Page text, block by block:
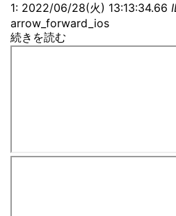
1: 2022/06/28(火) 13:13:34.66
arrow_forward_ios
続きを読む